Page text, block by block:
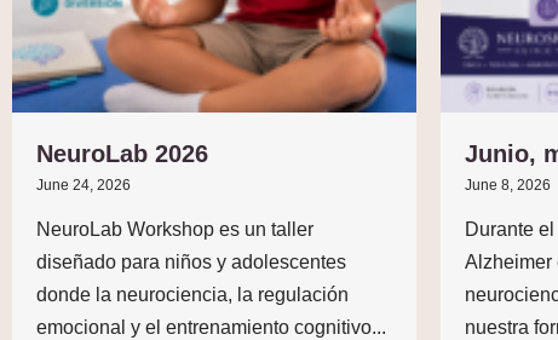
NeuroLab 2026
June 24, 2026
NeuroLab Workshop es un taller
diseñado para niños y adolescentes
donde la neurociencia, la regulación
emocional y el entrenamiento cognitivo...
Junio,
June 8, 2026
Durante
Alzheimer
nuestra